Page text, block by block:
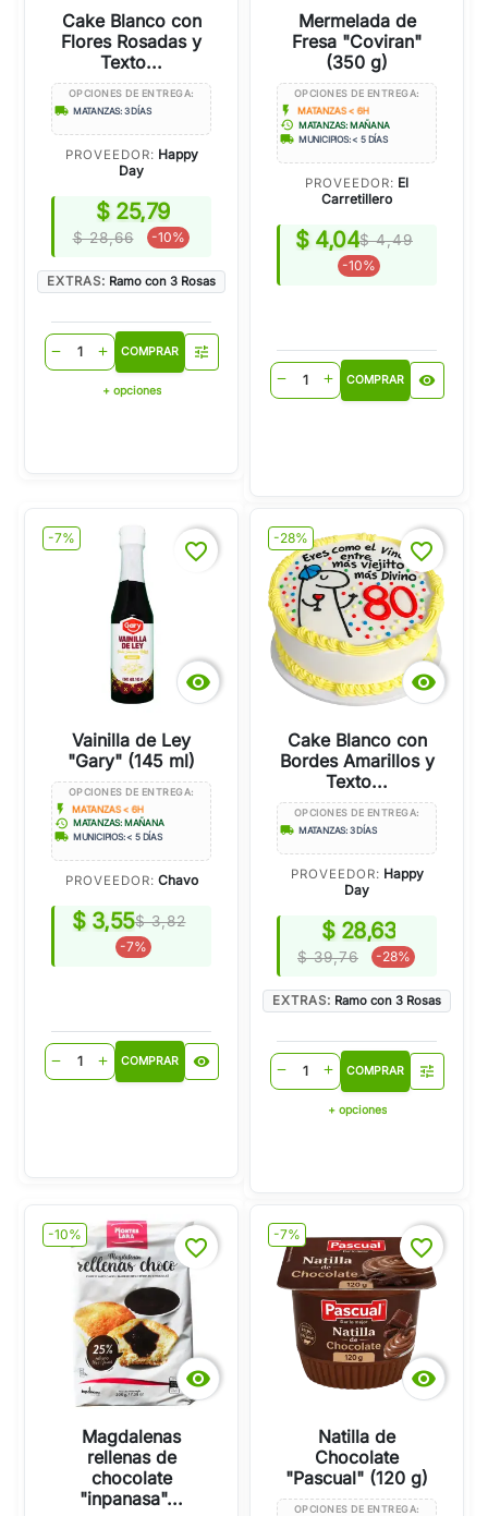
Cake Blanco con
Flores Rosadas y
Texto...
OPCIONES DE ENTREGA:
local_shipping MATANZAS: 3 DÍAS
PROVEEDOR: Happy
Day
$ 25,79
$ 28,66 -10%
EXTRAS: Ramo con 3 Rosas
remove add COMPRAR tune
+ opciones
Mermelada de
Fresa "Coviran"
(350 g)
OPCIONES DE ENTREGA:
flash_on MATANZAS < 6H
history MATANZAS: MAÑANA
local_shipping MUNICIPIOS: < 5 DÍAS
PROVEEDOR: El
Carretillero
$ 4,04$ 4,49
-10%
remove add COMPRAR visibility
-7%

favorite_border
Vainilla de Ley
"Gary" (145 ml)
OPCIONES DE ENTREGA:
flash_on MATANZAS < 6H
history MATANZAS: MAÑANA
local_shipping MUNICIPIOS: < 5 DÍAS
PROVEEDOR: Chavo
$ 3,55$ 3,82
-7%
remove add COMPRAR visibility
-28%

favorite_border
Cake Blanco con
Bordes Amarillos y
Texto...
OPCIONES DE ENTREGA:
local_shipping MATANZAS: 3 DÍAS
PROVEEDOR: Happy
Day
$ 28,63
$ 39,76 -28%
EXTRAS: Ramo con 3 Rosas
remove add COMPRAR tune
+ opciones
-10%

favorite_border
Magdalenas
rellenas de
chocolate
"inpanasa"...
-7%

favorite_border
Natilla de
Chocolate
"Pascual" (120 g)
OPCIONES DE ENTREGA: